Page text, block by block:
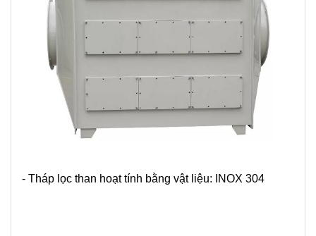
- Tháp lọc than hoạt tính bằng vật liệu: INOX 304